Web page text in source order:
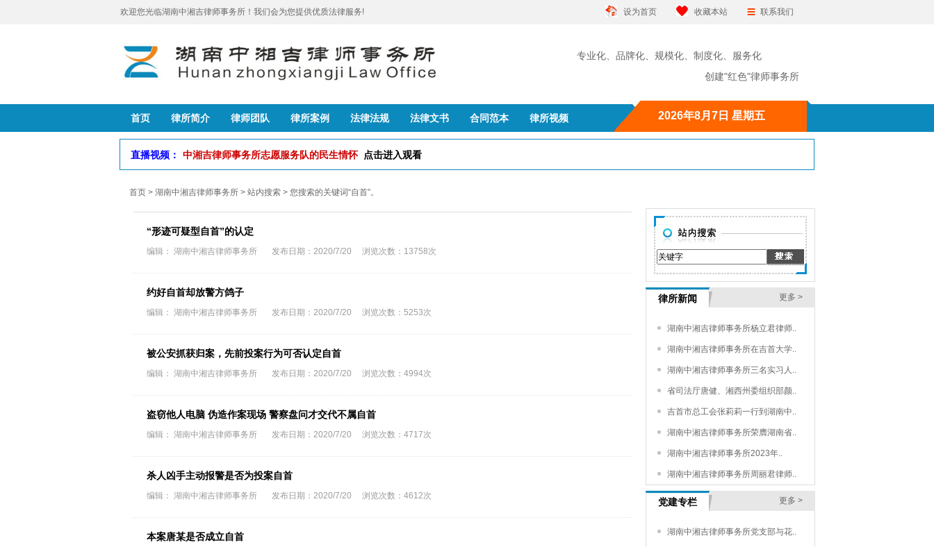
欢迎您光临湖南中湘吉律师事务所！我们会为您提供优质法律服务! 设为首页 收藏本站 联系我们
专业化、品牌化、规模化、制度化、服务化
创建"红色"律师事务所
首页 律所简介 律师团队 律所案例 法律法规 法律文书 合同范本 律所视频 2026年8月7日 星期五
直播视频： 中湘吉律师事务所志愿服务队的民生情怀 点击进入观看
首页 > 湖南中湘吉律师事务所 > 站内搜索 > 您搜索的关键词“自首”。
“形迹可疑型自首”的认定
编辑： 湖南中湘吉律师事务所 发布日期：2020/7/20 浏览次数：13758次
约好自首却放警方鸽子
编辑： 湖南中湘吉律师事务所 发布日期：2020/7/20 浏览次数：5253次
被公安抓获归案，先前投案行为可否认定自首
编辑： 湖南中湘吉律师事务所 发布日期：2020/7/20 浏览次数：4994次
盗窃他人电脑 伪造作案现场 警察盘问才交代不属自首
编辑： 湖南中湘吉律师事务所 发布日期：2020/7/20 浏览次数：4717次
杀人凶手主动报警是否为投案自首
编辑： 湖南中湘吉律师事务所 发布日期：2020/7/20 浏览次数：4612次
本案唐某是否成立自首
律所新闻 更多 >
湖南中湘吉律师事务所杨立君律师..
湖南中湘吉律师事务所在吉首大学..
湖南中湘吉律师事务所三名实习人..
省司法厅唐健、湘西州委组织部颜..
吉首市总工会张莉莉一行到湖南中..
湖南中湘吉律师事务所荣膺湖南省..
湖南中湘吉律师事务所2023年..
湖南中湘吉律师事务所周丽君律师..
党建专栏 更多 >
湖南中湘吉律师事务所党支部与花..